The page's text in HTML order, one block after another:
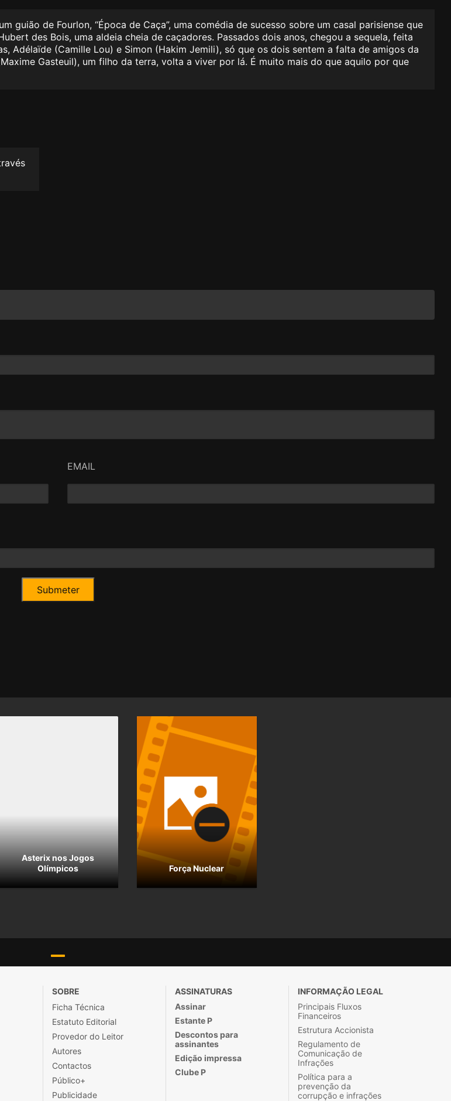
guião de Fourlon, “Época de Caça”, uma comédia de sucesso sobre um casal parisiense que
des Bois, uma aldeia cheia de caçadores. Passados dois anos, chegou a sequela, feita
Adélaïde (Camille Lou) e Simon (Hakim Jemili), só que os dois sentem a falta de amigos da
Gasteuil), um filho da terra, volta a viver por lá. É muito mais do que aquilo por que
EMAIL
Asterix nos Jogos
Olímpicos
Força Nuclear
SOBRE
Ficha Técnica
Estatuto Editorial
Provedor do Leitor
Autores
Contactos
Público+
Publicidade
ASSINATURAS
Assinar
Estante P
Descontos para
assinantes
Edição impressa
Clube P
INFORMAÇÃO LEGAL
Principais Fluxos
Financeiros
Estrutura Accionista
Regulamento de
Comunicação de
Infrações
Política para a
prevenção da
corrupção e infrações